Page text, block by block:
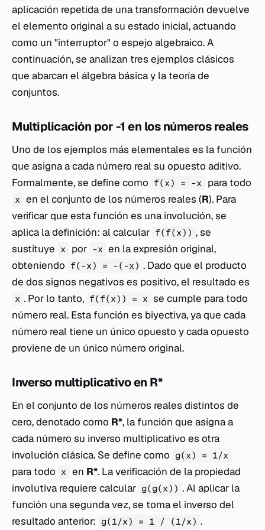
aplicación repetida de una transformación devuelve
el elemento original a su estado inicial, actuando
como un "interruptor" o espejo algebraico. A
continuación, se analizan tres ejemplos clásicos
que abarcan el álgebra básica y la teoría de
conjuntos.
Multiplicación por -1 en los números reales
Uno de los ejemplos más elementales es la función
que asigna a cada número real su opuesto aditivo.
Formalmente, se define como f(x) = -x para todo
x en el conjunto de los números reales (R). Para
verificar que esta función es una involución, se
aplica la definición: al calcular f(f(x)) , se
sustituye x por -x en la expresión original,
obteniendo f(-x) = -(-x) . Dado que el producto
de dos signos negativos es positivo, el resultado es
x . Por lo tanto, f(f(x)) = x se cumple para todo
número real. Esta función es biyectiva, ya que cada
número real tiene un único opuesto y cada opuesto
proviene de un único número original.
Inverso multiplicativo en R*
En el conjunto de los números reales distintos de
cero, denotado como R*, la función que asigna a
cada número su inverso multiplicativo es otra
involución clásica. Se define como g(x) = 1/x
para todo x en R*. La verificación de la propiedad
involutiva requiere calcular g(g(x)) . Al aplicar la
función una segunda vez, se toma el inverso del
resultado anterior: g(1/x) = 1 / (1/x) .